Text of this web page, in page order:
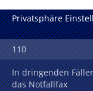
Privatsphäre
110
In dringenden
das Notfallfax